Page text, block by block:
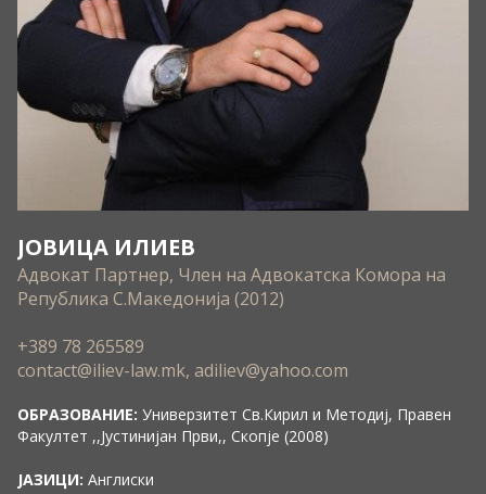
ЈОВИЦА ИЛИЕВ
Адвокат Партнер, Член на Адвокатска Комора на
Република С.Македонија (2012)
+389 78 265589
contact@iliev-law.mk, adiliev@yahoo.com
ОБРАЗОВАНИЕ: Универзитет Св.Кирил и Методиј, Правен
Факултет ,,Јустинијан Први,, Скопје (2008)
ЈАЗИЦИ: Англиски